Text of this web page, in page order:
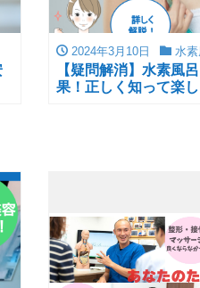
2024年3月10日 水素
【疑問解消】水素風
果！正しく知って楽